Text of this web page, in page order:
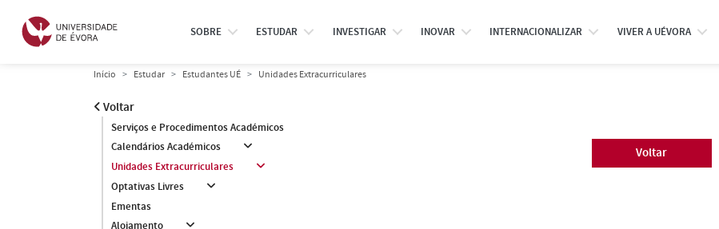
SOBRE ESTUDAR INVESTIGAR INOVAR INTERNACIONALIZAR VIVER A UÉVORA
Início Estudar Estudantes UÉ Unidades Extracurriculares
Voltar
Serviços e Procedimentos Académicos
Calendários Académicos
Unidades Extracurriculares
Optativas Livres
Ementas
Alojamento
Voltar